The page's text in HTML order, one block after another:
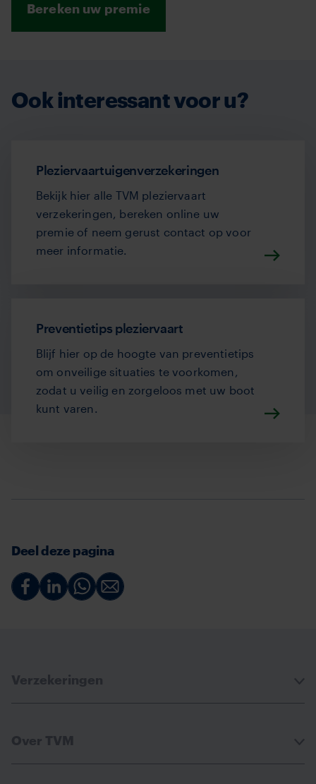
Bereken uw premie
Ook interessant voor u?
Pleziervaartuigenverzekeringen
Bekijk hier alle TVM pleziervaart
verzekeringen, bereken online uw
premie of neem gerust contact op voor
meer informatie.
Preventietips pleziervaart
Blijf hier op de hoogte van preventietips
om onveilige situaties te voorkomen,
zodat u veilig en zorgeloos met uw boot
kunt varen.
Deel deze pagina
Deel Deel Deel Deel
Verzekeringen
Over TVM